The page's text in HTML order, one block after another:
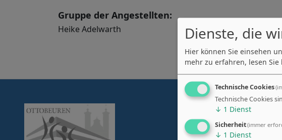
Gruppe der Angestellten:
Heike Adelwarth
Rupert-
Bergstraße 80
87724
Dienste, die
Hier können Sie einsehen
mehr zu erfahren, lesen
Technische Cookies
Technische Cookies
↓ 1 Dienst
Sicherheit(immer
↓ 1 Dienst